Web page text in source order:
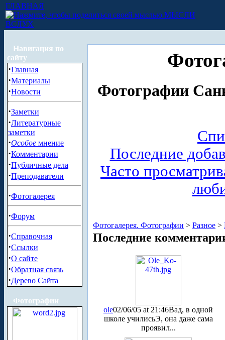
ГЛАВНАЯ
МЫСЛИ
ВСЛУХ
Навигация по
сайту
·Главная
·Материалы
·Новости
·Заметки
·Литературные
заметки
·Особое мнение
·Комментарии
·Публичные дела
·Преподаватели
·Фотогалерея
·Форум
·Справочная
·Ссылки
·О сайте
·Обратная связь
·Дерево Сайта
Фотографии
Фотографии
Последние
Часто
Фотогалерея. Фотографии > Разное >
Последние
ole02/06/05 at 21:46Вад, в одной
школе училисьЭ, она даже сама
проявил...